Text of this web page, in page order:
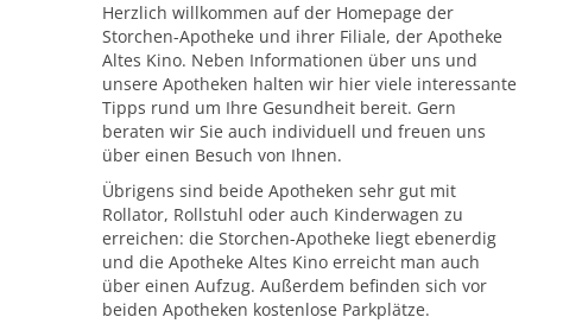
Herzlich willkommen auf der Homepage der
Storchen-Apotheke und ihrer Filiale, der Apotheke
Altes Kino. Neben Informationen über uns und
unsere Apotheken halten wir hier viele interessante
Tipps rund um Ihre Gesundheit bereit. Gern
beraten wir Sie auch individuell und freuen uns
über einen Besuch von Ihnen.
Übrigens sind beide Apotheken sehr gut mit
Rollator, Rollstuhl oder auch Kinderwagen zu
erreichen: die Storchen-Apotheke liegt ebenerdig
und die Apotheke Altes Kino erreicht man auch
über einen Aufzug. Außerdem befinden sich vor
beiden Apotheken kostenlose Parkplätze.